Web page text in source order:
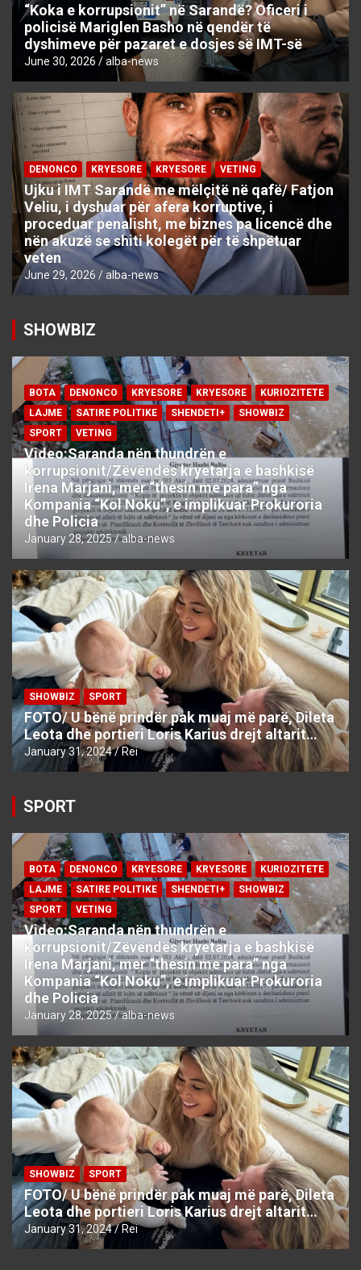
“Koka e korrupsionit” në Sarandë? Oficeri i
policisë Mariglen Basho në qendër të
dyshimeve për pazaret e dosjes së IMT-së
June 30, 2026 alba-news
DENONCO KRYESORE KRYESORE VETING
Ujku i IMT Sarandë me mëlçitë në qafë/ Fatjon
Veliu, i dyshuar për afera korruptive, i
proceduar penalisht, me biznes pa licencë dhe
nën akuzë se shiti kolegët për të shpëtuar
veten
June 29, 2026 alba-news
SHOWBIZ
BOTA DENONCO KRYESORE KRYESORE
KURIOZITETE
LAJME
SATIRE POLITIKE SHENDETI+
SHOWBIZ
SPORT
VETING
Video:Saranda nën thundrën e
korrupsionit/Zëvëndës kryetarja e bashkisë
Irena Marjani, mer “thesin me para” nga
Kompania “Kol Noku”, e implikuar Prokuroria
dhe Policia
January 28, 2025 alba-news
SHOWBIZ SPORT
FOTO/ U bënë prindër pak muaj më parë, Dileta
Leota dhe portieri Loris Karius drejt altarit…
January 31, 2024 Rei
SPORT
BOTA DENONCO KRYESORE KRYESORE
KURIOZITETE
LAJME
SATIRE POLITIKE SHENDETI+
SHOWBIZ
SPORT
VETING
Video:Saranda nën thundrën e
korrupsionit/Zëvëndës kryetarja e bashkisë
Irena Marjani, mer “thesin me para” nga
Kompania “Kol Noku”, e implikuar Prokuroria
dhe Policia
January 28, 2025 alba-news
SHOWBIZ SPORT
FOTO/ U bënë prindër pak muaj më parë, Dileta
Leota dhe portieri Loris Karius drejt altarit…
January 31, 2024 Rei